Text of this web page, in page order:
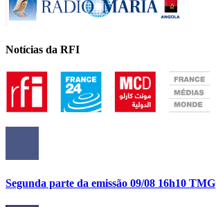
Notícias da RFI
Segunda parte da emissão 09/08 16h10 TMG